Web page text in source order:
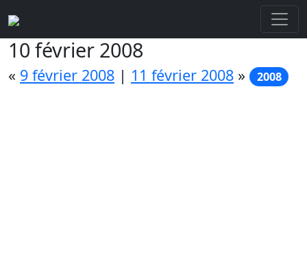
10 février 2008
« 9 février 2008 | 11 février 2008 » 2008